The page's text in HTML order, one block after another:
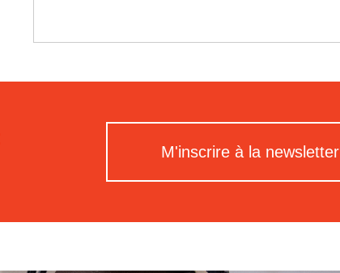
M'inscrire à la newsletter